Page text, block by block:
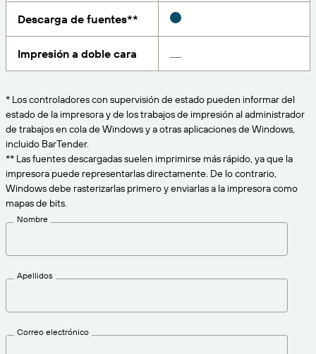
PRODUCTO
Prueba gratuita
Especificaciones técnicas
Registro del producto
Conectores de impresión
Estándares admitidos
Más información
Amazon Transparency
Descripción general de las soluciones
CONECTAR
Quiénes somos
Empleo
Prensa
Modelo de madurez para etiquetado y
trazabilidad
Consiga el nivel de soporte adecuado para las
Descarga de fuentes**
Impresión a doble cara
* Los controladores con supervisión de estado pueden informar del
estado de la impresora y de los trabajos de impresión al administrador
de trabajos en cola de Windows y a otras aplicaciones de Windows,
incluido BarTender.
** Las fuentes descargadas suelen imprimirse más rápido, ya que la
impresora puede representarlas directamente. De lo contrario,
Windows debe rasterizarlas primero y enviarlas a la impresora como
mapas de bits.
Nombre
Apellidos
Correo electrónico